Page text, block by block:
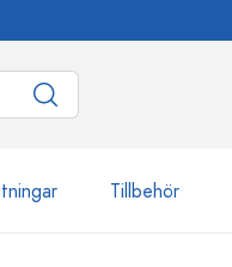
Tillbehör